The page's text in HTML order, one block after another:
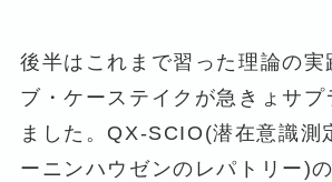
後半はこれまで習った理論の実
ブ・ケーステイクが急きょサ
ました。QX-SCIO(潜在意識測
ーニンハウゼンのレパトリー)